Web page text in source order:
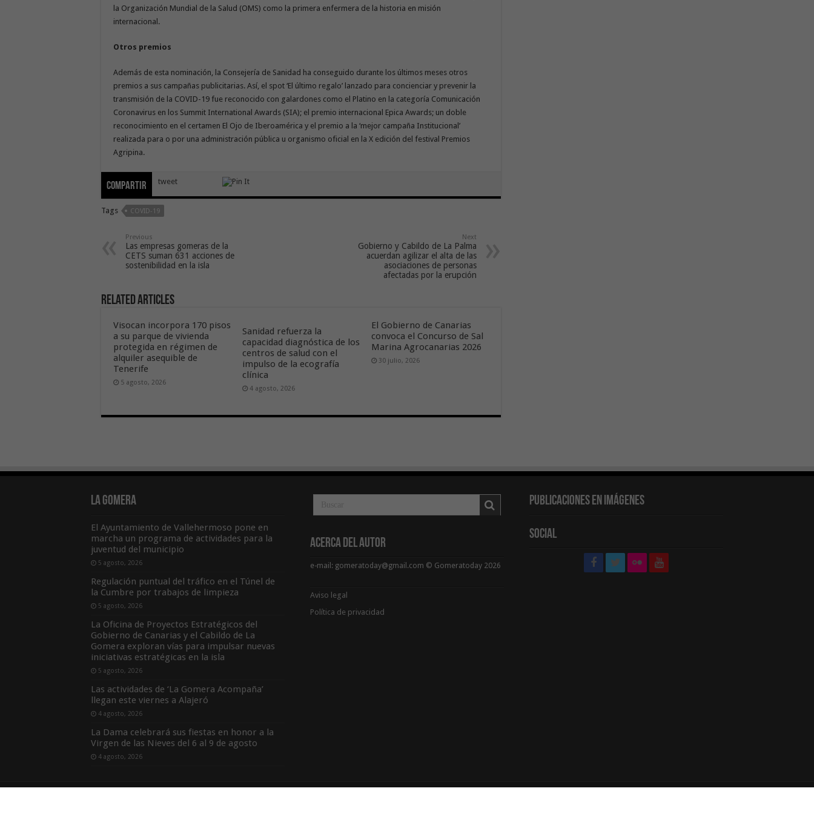
la Organización Mundial de la Salud (OMS) como la primera enfermera de la historia en misión
internacional.
Otros premios
Además de esta nominación, la Consejería de Sanidad ha conseguido durante los últimos meses otros
premios a sus campañas publicitarias. Así, el spot ‘El último regalo’ lanzado para concienciar y prevenir la
transmisión de la COVID-19 fue reconocido con galardones como el Platino en la categoría Comunicación
Coronavirus en los Summit International Awards (SIA); el premio internacional Epica Awards; un doble
reconocimiento en el certamen El Ojo de Iberoamérica y el premio a la ‘mejor campaña Institucional’
realizada para o por una administración pública u organismo oficial en la X edición del festival Premios
Agripina.
Compartir tweet
Tags COVID-19
Previous
Las empresas gomeras de la
CETS suman 631 acciones de
sostenibilidad en la isla
Next
Gobierno y Cabildo de La Palma
acuerdan agilizar el alta de las
asociaciones de personas
afectadas por la erupción
Related Articles
Visocan incorpora 170 pisos
a su parque de vivienda
protegida en régimen de
alquiler asequible de
Tenerife
5 agosto, 2026
Sanidad refuerza la
capacidad diagnóstica de los
centros de salud con el
impulso de la ecografía
clínica
4 agosto, 2026
El Gobierno de Canarias
convoca el Concurso de Sal
Marina Agrocanarias 2026
30 julio, 2026
La Gomera
El Ayuntamiento de Vallehermoso pone en
marcha un programa de actividades para la
juventud del municipio
5 agosto, 2026
Regulación puntual del tráfico en el Túnel de
la Cumbre por trabajos de limpieza
5 agosto, 2026
La Oficina de Proyectos Estratégicos del
Gobierno de Canarias y el Cabildo de La
Gomera exploran vías para impulsar nuevas
iniciativas estratégicas en la isla
5 agosto, 2026
Las actividades de ‘La Gomera Acompaña’
llegan este viernes a Alajeró
4 agosto, 2026
La Dama celebrará sus fiestas en honor a la
Virgen de las Nieves del 6 al 9 de agosto
4 agosto, 2026
Acerca del Autor
e-mail: gomeratoday@gmail.com © Gomeratoday 2026
Aviso legal
Política de privacidad
Publicaciones en Imágenes
Social